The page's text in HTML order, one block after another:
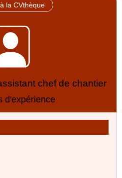
la CVthèque
chef de chantier
d'expérience